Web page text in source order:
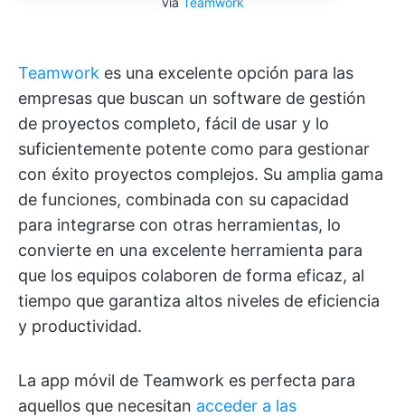
Teamwork es una excelente opción para las
empresas que buscan un software de gestión
de proyectos completo, fácil de usar y lo
suficientemente potente como para gestionar
con éxito proyectos complejos. Su amplia gama
de funciones, combinada con su capacidad
para integrarse con otras herramientas, lo
convierte en una excelente herramienta para
que los equipos colaboren de forma eficaz, al
tiempo que garantiza altos niveles de eficiencia
y productividad.
La app móvil de Teamwork es perfecta para
aquellos que necesitan acceder a las